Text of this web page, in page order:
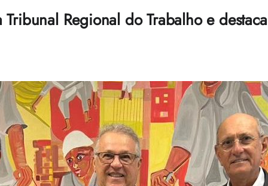
Regional do Trabalho e